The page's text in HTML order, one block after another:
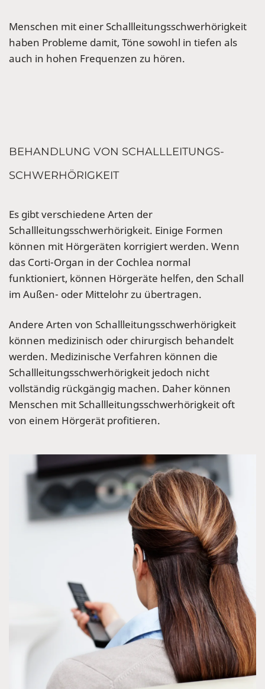
Menschen mit einer Schallleitungsschwerhörigkeit
haben Probleme damit, Töne sowohl in tiefen als
auch in hohen Frequenzen zu hören.
BEHANDLUNG VON SCHALLLEITUNGS-
SCHWERHÖRIGKEIT
Es gibt verschiedene Arten der
Schallleitungsschwerhörigkeit. Einige Formen
können mit Hörgeräten korrigiert werden. Wenn
das Corti-Organ in der Cochlea normal
funktioniert, können Hörgeräte helfen, den Schall
im Außen- oder Mittelohr zu übertragen.
Andere Arten von Schallleitungsschwerhörigkeit
können medizinisch oder chirurgisch behandelt
werden. Medizinische Verfahren können die
Schallleitungsschwerhörigkeit jedoch nicht
vollständig rückgängig machen. Daher können
Menschen mit Schallleitungsschwerhörigkeit oft
von einem Hörgerät profitieren.